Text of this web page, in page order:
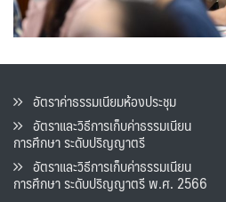
อัตราค่าธรรมเนียมห้องประชุม
อัตราและวิธีการเก็บค่าธรรมเนียน
การศึกษา ระดับปริญญาตรี
อัตราและวิธีการเก็บค่าธรรมเนียน
การศึกษา ระดับปริญญาตรี พ.ศ. 2566